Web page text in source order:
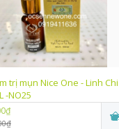
trị mụn Nice One - Linh Chi
-NO25